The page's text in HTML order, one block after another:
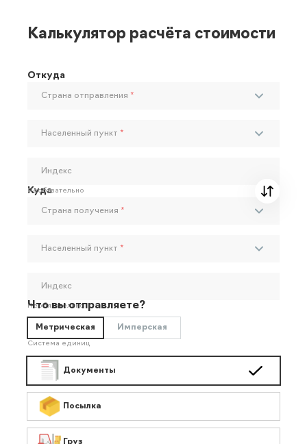
Калькулятор расчёта стоимости
Откуда
Страна отправления *
Населенный пункт *
Индекс
Необязательно
Куда
Страна получения *
Населенный пункт *
Индекс
Необязательно
Что вы отправляете?
Метрическая Имперская
Система единиц
Документы
Посылка
Груз